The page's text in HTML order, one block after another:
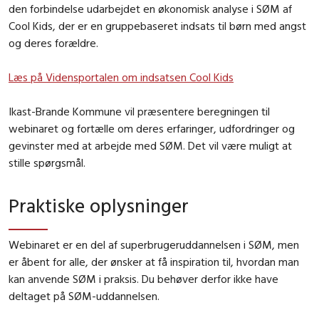
den forbindelse udarbejdet en økonomisk analyse i SØM af
Cool Kids, der er en gruppebaseret indsats til børn med angst
og deres forældre.
Læs på Vidensportalen om indsatsen Cool Kids
Ikast-Brande Kommune vil præsentere beregningen til
webinaret og fortælle om deres erfaringer, udfordringer og
gevinster med at arbejde med SØM. Det vil være muligt at
stille spørgsmål.
Praktiske oplysninger
Webinaret er en del af superbrugeruddannelsen i SØM, men
er åbent for alle, der ønsker at få inspiration til, hvordan man
kan anvende SØM i praksis. Du behøver derfor ikke have
deltaget på SØM-uddannelsen.